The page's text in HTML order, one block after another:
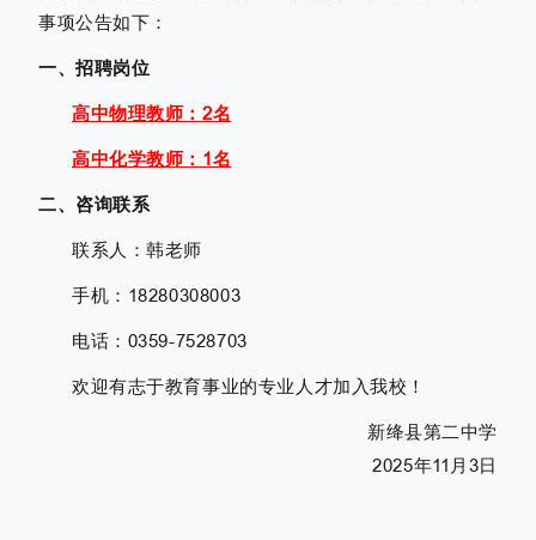
事项公告如下：
一、招聘岗位
高中物理教师：2名
高中化学教师：1名
二、咨询联系
联系人：韩老师
手机：18280308003
电话：0359-7528703
欢迎有志于教育事业的专业人才加入我校！
新绛县第二中学
2025年11月3日